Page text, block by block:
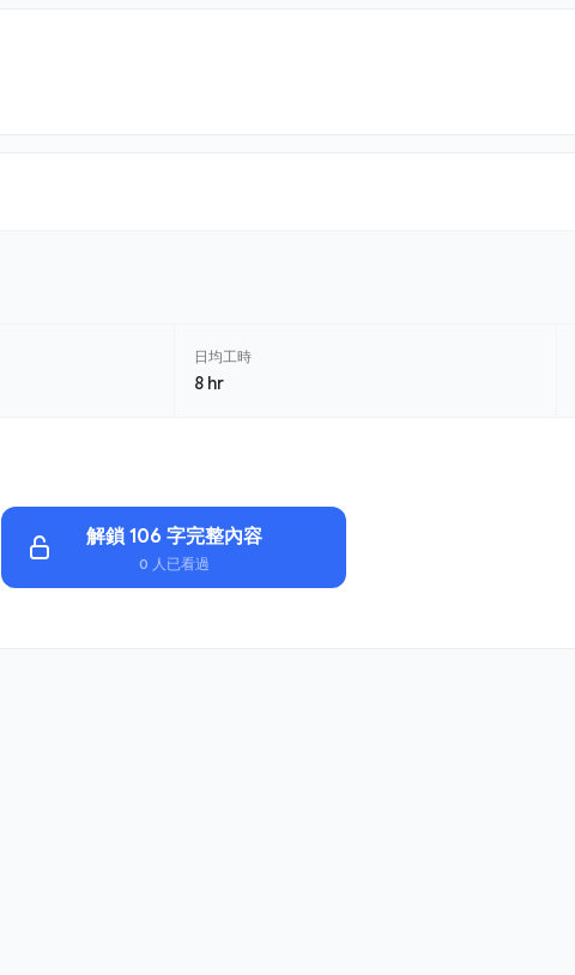
日均工時
8 hr
解鎖 106 字完整內容
0 人已看過